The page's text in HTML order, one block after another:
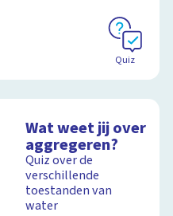
Quiz
Wat weet jij over
aggregeren?
Quiz over de
verschillende
toestanden van
water